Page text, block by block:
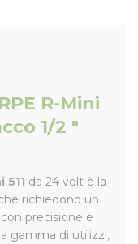
R-Mini
1/2 "
511 da 24 volt è la
richiedono un
precisione e
gamma di utilizzi,